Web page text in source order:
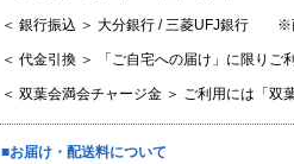
＜ 銀行振込 ＞ 大分銀行 / 三菱UFJ銀行 ※
＜ 代金引換 ＞ 「ご自宅への届け」に限りご
＜ 双葉会満会チャージ金 ＞ ご利用には「双
■お届け・配送料について